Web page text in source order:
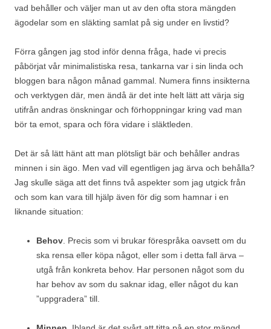
vad behåller och väljer man ut av den ofta stora mängden
ägodelar som en släkting samlat på sig under en livstid?
Förra gången jag stod inför denna fråga, hade vi precis
påbörjat vår minimalistiska resa, tankarna var i sin linda och
bloggen bara någon månad gammal. Numera finns insikterna
och verktygen där, men ändå är det inte helt lätt att värja sig
utifrån andras önskningar och förhoppningar kring vad man
bör ta emot, spara och föra vidare i släktleden.
Det är så lätt hänt att man plötsligt bär och behåller andras
minnen i sin ägo. Men vad vill egentligen jag ärva och behålla?
Jag skulle säga att det finns två aspekter som jag utgick från
och som kan vara till hjälp även för dig som hamnar i en
liknande situation:
Behov . Precis som vi brukar förespråka oavsett om du
ska rensa eller köpa något, eller som i detta fall ärva –
utgå från konkreta behov. Har personen något som du
har behov av som du saknar idag, eller något du kan
”uppgradera” till.